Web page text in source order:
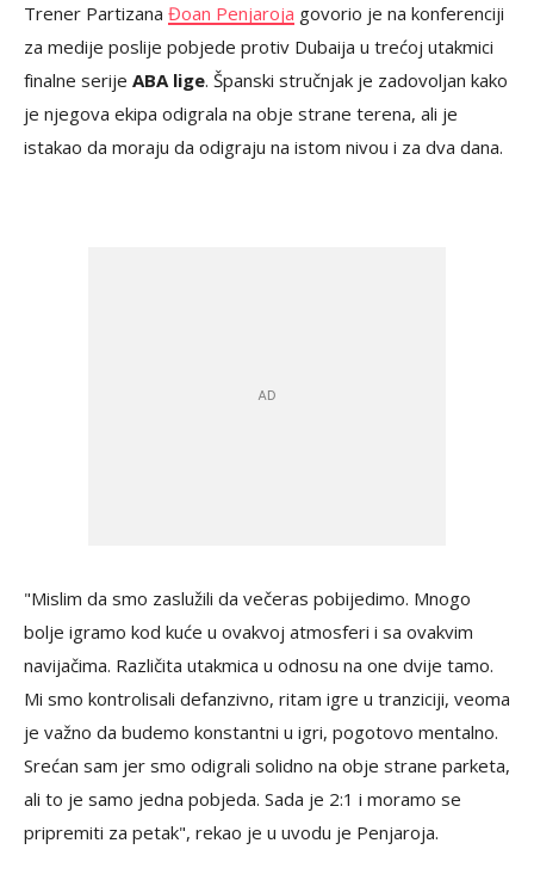
Trener Partizana Đoan Penjaroja govorio je na konferenciji
za medije poslije pobjede protiv Dubaija u trećoj utakmici
finalne serije ABA lige. Španski stručnjak je zadovoljan kako
je njegova ekipa odigrala na obje strane terena, ali je
istakao da moraju da odigraju na istom nivou i za dva dana.
"Mislim da smo zaslužili da večeras pobijedimo. Mnogo
bolje igramo kod kuće u ovakvoj atmosferi i sa ovakvim
navijačima. Različita utakmica u odnosu na one dvije tamo.
Mi smo kontrolisali defanzivno, ritam igre u tranziciji, veoma
je važno da budemo konstantni u igri, pogotovo mentalno.
Srećan sam jer smo odigrali solidno na obje strane parketa,
ali to je samo jedna pobjeda. Sada je 2:1 i moramo se
pripremiti za petak", rekao je u uvodu je Penjaroja.